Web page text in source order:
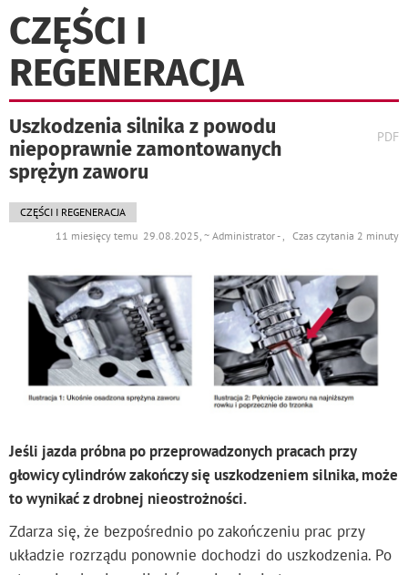
CZĘŚCI I
REGENERACJA
Uszkodzenia silnika z powodu
niepoprawnie zamontowanych
sprężyn zaworu
PDF
CZĘŚCI I REGENERACJA
11 miesięcy temu 29.08.2025, ~ Administrator - , Czas czytania 2 minuty
Jeśli jazda próbna po przeprowadzonych pracach przy
głowicy cylindrów zakończy się uszkodzeniem silnika, może
to wynikać z drobnej nieostrożności.
Zdarza się, że bezpośrednio po zakończeniu prac przy
układzie rozrządu ponownie dochodzi do uszkodzenia. Po